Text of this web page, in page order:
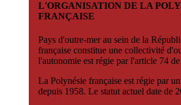
L'ORGANISATION DE LA
FRANÇAISE
Pays d'outre-mer au sein de la
française constitue une collectivité
l'autonomie est régie par l'article 74
La Polynésie française est régie par
depuis 1958. Le statut actuel date de